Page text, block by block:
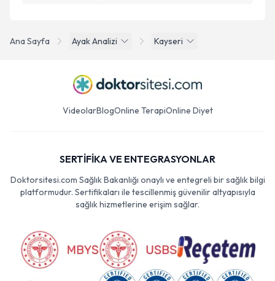
Ana Sayfa Ayak Analizi Kayseri
VideolarBlogOnline TerapiOnline Diyet
SERTİFİKA VE ENTEGRASYONLAR
Doktorsitesi.com Sağlık Bakanlığı onaylı ve entegreli bir sağlık bilgi
platformudur. Sertifikaları ile tescillenmiş güvenilir altyapısıyla
sağlık hizmetlerine erişim sağlar.